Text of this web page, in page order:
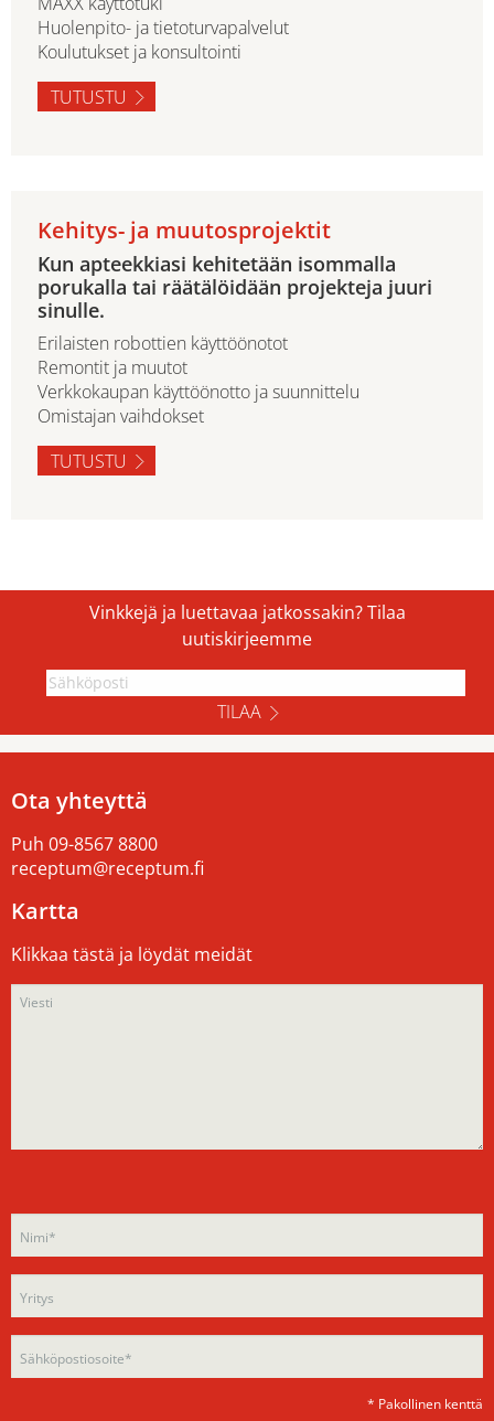
Huolenpito- ja tietoturvapalvelut
Koulutukset ja konsultointi
TUTUSTU
Kehitys- ja muutosprojektit
Kun apteekkiasi kehitetään isommalla
porukalla tai räätälöidään projekteja juuri
sinulle.
Erilaisten robottien käyttöönotot
Remontit ja muutot
Verkkokaupan käyttöönotto ja suunnittelu
Omistajan vaihdokset
TUTUSTU
Vinkkejä ja luettavaa jatkossakin? Tilaa
uutiskirjeemme
TILAA
Ota yhteyttä
Puh 09-8567 8800
receptum@receptum.fi
Kartta
Klikkaa tästä ja löydät meidät
leave
this
empty.
Please
leave
field
empty.
* Pakollinen kenttä